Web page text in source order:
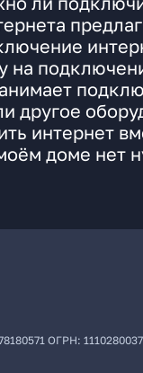
на
другое
интернет
доме нет
ОГРН: